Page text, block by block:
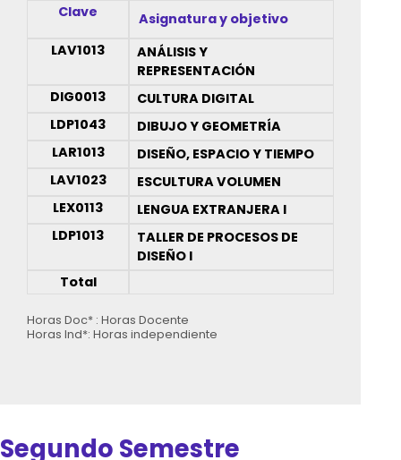
Clave
Asignatura y objetivo
LAV1013
ANÁLISIS Y
REPRESENTACIÓN
DIG0013
CULTURA DIGITAL
LDP1043
DIBUJO Y GEOMETRÍA
LAR1013
DISEÑO, ESPACIO Y TIEMPO
LAV1023
ESCULTURA VOLUMEN
LEX0113
LENGUA EXTRANJERA I
LDP1013
TALLER DE PROCESOS DE
DISEÑO I
Total
Horas Doc* : Horas Docente
Horas Ind*: Horas independiente
Segundo Semestre